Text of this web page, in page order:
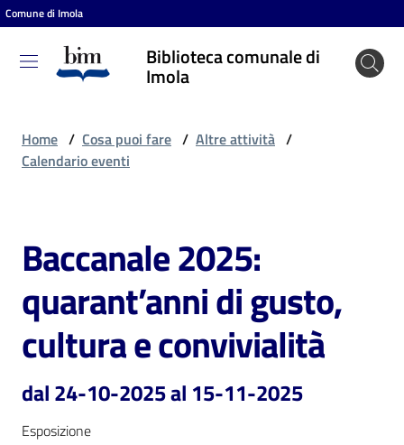
Vai al contenuto
Vai alla navigazione
Vai al footer
Comune di Imola
Biblioteca comunale di
Imola
Biblioteca
comunale
Cosa
puoi
fare
Scopri
contenuti
Home / Cosa puoi fare / Altre attività /
Calendario eventi
Salta al contenuto
Baccanale 2025:
quarant’anni di gusto,
cultura e convivialità
dal 24-10-2025 al 15-11-2025
Esposizione